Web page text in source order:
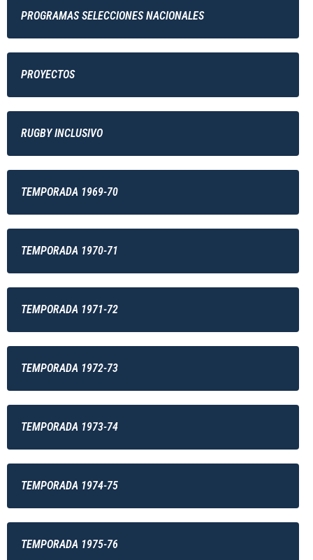
PROGRAMAS SELECCIONES NACIONALES
PROYECTOS
RUGBY INCLUSIVO
TEMPORADA 1969-70
TEMPORADA 1970-71
TEMPORADA 1971-72
TEMPORADA 1972-73
TEMPORADA 1973-74
TEMPORADA 1974-75
TEMPORADA 1975-76